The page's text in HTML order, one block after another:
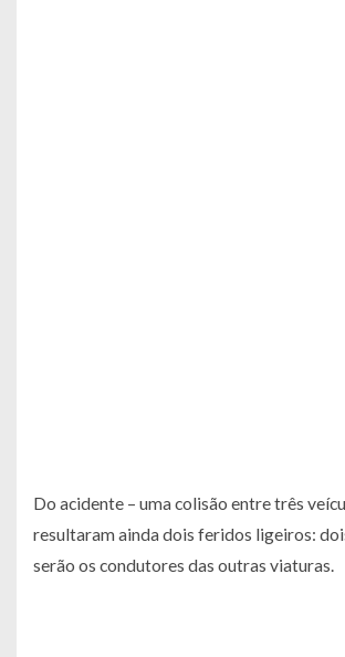
Do acidente – uma colisão entre três
resultaram ainda dois feridos ligeiros:
serão os condutores das outras viaturas.